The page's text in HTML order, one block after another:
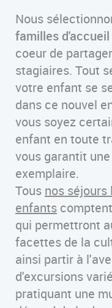
Nous
familles
coeur de
stagiaires. Tout
votre enfant se
dans ce nouvel
vous soyez
enfant en toute
vous garantit
exemplaire.
Tous nos
enfants
qui permettront
facettes de la
ainsi partir à
d'excursions
pratiquant une